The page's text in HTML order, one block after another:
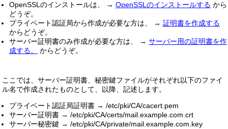
OpenSSLのインストールは、 → OpenSSLのインストールする から
どうぞ。
プライベート認証局から作成が必要な方は、 → 証明書を作成する
からどうぞ。
サーバー証明書のみ作成が必要な方は、 → サーバー用の証明書を作
成する。
からどうぞ。
ここでは、サーバー証明書、秘密鍵ファイルがそれぞれ以下のファイ
ル名で作成されたものとして、以降、記述します。
プライベート認証局証明書 → /etc/pki/CA/cacert.pem
サーバー証明書 → /etc/pki/CA/certs/mail.example.com.crt
サーバー秘密鍵 → /etc/pki/CA/private/mail.example.com.key